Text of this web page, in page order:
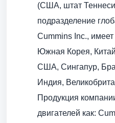
(США, штат
подразделение
Cummins Inc.,
Южная Корея,
США, Сингапур,
Индия,
Продукция
двигателей как: